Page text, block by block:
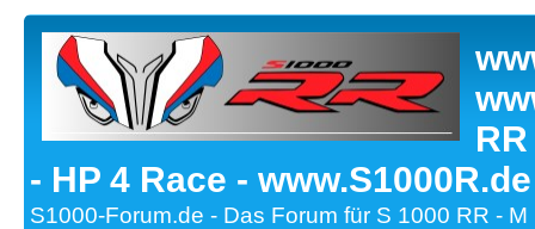
- HP 4 Race -
S1000-Forum.de - Das Forum für S 1000 RR -